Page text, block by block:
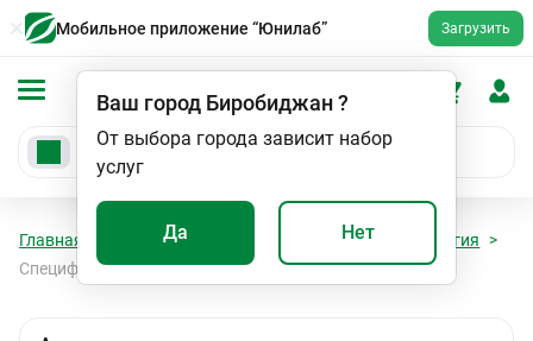
Мобильное приложение “Юнилаб” Загрузить
Ваш город Биробиджан?
От выбора города зависит набор
услуг
Да Нет
Главная Анализы
Иммуноаллергология
Специфические Ig E к пищевым аллергенам